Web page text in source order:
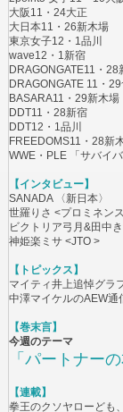
大阪11・24大正
大日本11・26新木場
東京女子12・1品川
wave12・1新宿
DRAGONGATE11・28
DRAGONGATE 11・
BASARA11・29新木場
DDT11・28新宿
DDT12・1品川
FREEDOMS11・28新
WWE・PLE 「サバイ
【インタビュー】
SANADA 〈新日本〉
世羅りさ <プロミネンス
ビクトリア弓月&田中
神姫楽ミサ <JTO >
【トピックス】
マイティ井上追悼グラ
中澤マイケルのAEW通
【巻末言】
今週のテーマ
「パートナー
【連載】
拳王のクソヤローども